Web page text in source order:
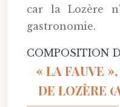
car la Lozère
gastronomie.
COMPOSITION
« LA FAUVE
DE LOZÈRE